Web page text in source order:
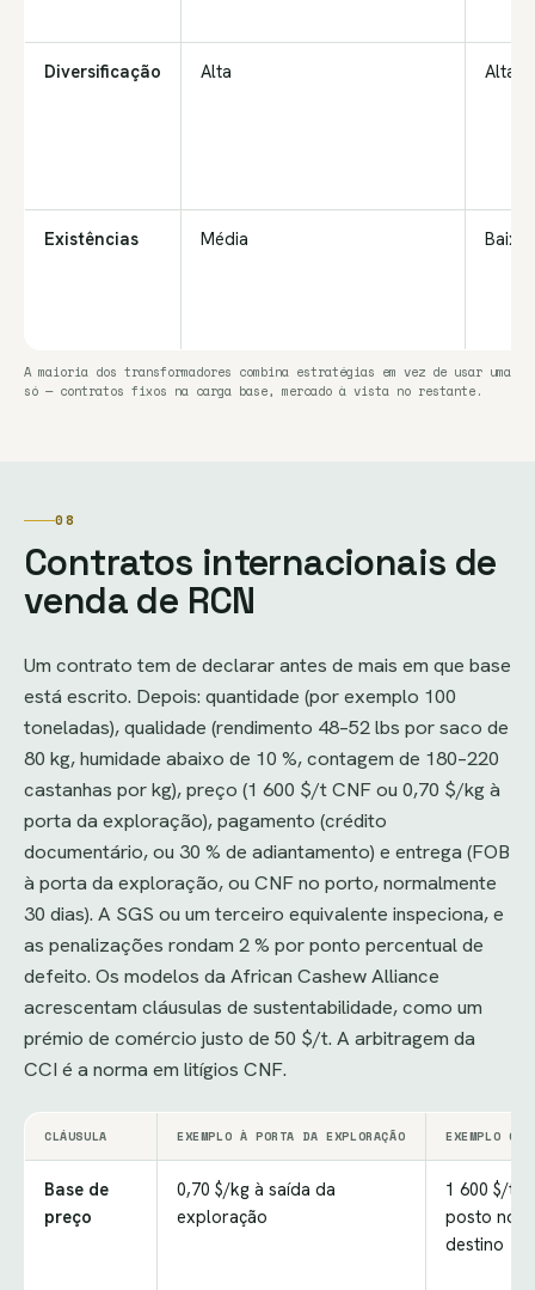
Diversificação Alta Alta
Existências Média Baixa
A maioria dos transformadores combina estratégias em vez de usar uma
só — contratos fixos na carga base, mercado à vista no restante.
08
Contratos internacionais de
venda de RCN
Um contrato tem de declarar antes de mais em que base
está escrito. Depois: quantidade (por exemplo 100
toneladas), qualidade (rendimento 48–52 lbs por saco de
80 kg, humidade abaixo de 10 %, contagem de 180–220
castanhas por kg), preço (1 600 $/t CNF ou 0,70 $/kg à
porta da exploração), pagamento (crédito
documentário, ou 30 % de adiantamento) e entrega (FOB
à porta da exploração, ou CNF no porto, normalmente
30 dias). A SGS ou um terceiro equivalente inspeciona, e
as penalizações rondam 2 % por ponto percentual de
defeito. Os modelos da African Cashew Alliance
acrescentam cláusulas de sustentabilidade, como um
prémio de comércio justo de 50 $/t. A arbitragem da
CCI é a norma em litígios CNF.
CLÁUSULA EXEMPLO À PORTA DA EXPLORAÇÃO EXEMPLO CNF
Base de
preço
0,70 $/kg à saída da
exploração
1 600 $/t
posto no
destino